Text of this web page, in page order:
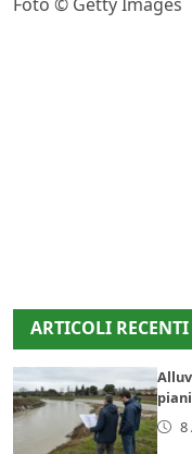
ARTICOLI RECENTI
8